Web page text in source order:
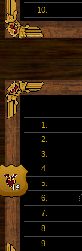
10.
1.
2.
3.
4.
5.
6.
7.
8.
9.